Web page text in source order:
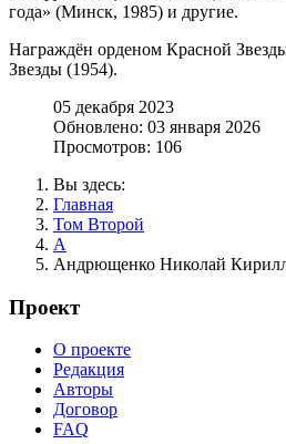
года» (Минск, 1985) и другие.
Награждён орденом Красной
Звезды (1954).
05 декабря 2023
Обновлено: 03 января 2026
Просмотров: 106
Вы здесь:
Главная
Том Второй
А
Андрющенко Николай
Проект
О проекте
Редакция
Авторы
Договор
FAQ